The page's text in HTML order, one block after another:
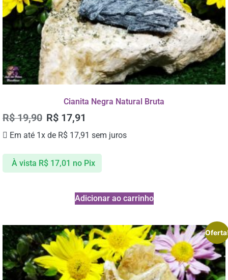
Cianita Negra Natural Bruta
R$19,90 R$ 17,91
Em até 1x de R$ 17,91 sem juros
À vista R$17,01 no Pix
Adicionar ao carrinho